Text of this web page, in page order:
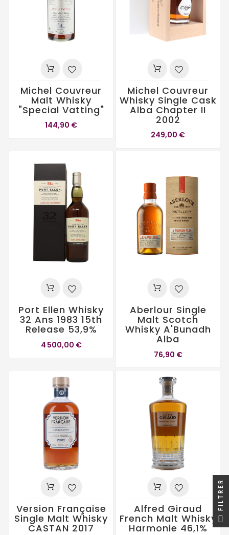
Michel Couvreur
Malt Whisky
"Special Vatting"
144,90 €
Michel Couvreur
Whisky Single Cask
Alba Chapter II
2002
249,00 €
Port Ellen Whisky
32 Ans 1983 15th
Release 53,9%
4 500,00 €
Aberlour Single
Malt Scotch
Whisky A'Bunadh
Alba
76,90 €
Version Française
Single Malt Whisky
CASTAN 2017
Alfred Giraud
French Malt Whisky
Harmonie 46,1%
FILTRER